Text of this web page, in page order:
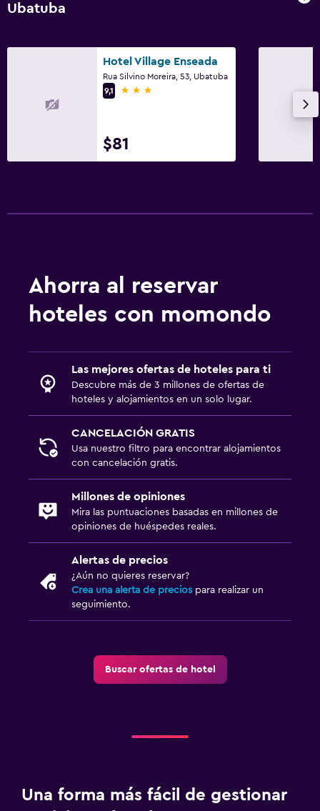
Ubatuba
Hotel Village Enseada
Rua Silvino Moreira, 53, Ubatuba
9,1
3 estrellas
$81
Ahorra al reservar
hoteles con momondo
Las mejores ofertas de hoteles para ti
Descubre más de 3 millones de ofertas de
hoteles y alojamientos en un solo lugar.
CANCELACIÓN GRATIS
Usa nuestro filtro para encontrar alojamientos
con cancelación gratis.
Millones de opiniones
Mira las puntuaciones basadas en millones de
opiniones de huéspedes reales.
Alertas de precios
¿Aún no quieres reservar?
Crea una alerta de precios para realizar un
seguimiento.
Buscar ofertas de hotel
Una forma más fácil de gestionar